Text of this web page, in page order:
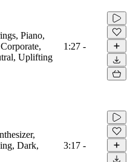
Piano,
Uplifting
1:27 -
Dark,
3:17 -